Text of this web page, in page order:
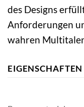
des Designs
Anforderungen
wahren
EIGENSCHAFTEN